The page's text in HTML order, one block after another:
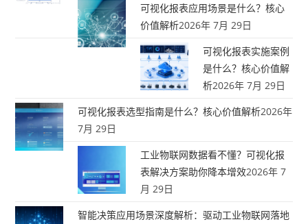
可视化报表应用场景是什么？核心
价值解析2026年 7月 29日
可视化报表实施案例
是什么？核心价值解
析2026年 7月 29日
可视化报表选型指南是什么？核心价值解析2026年
7月 29日
工业物联网数据看不懂？可视化报
表解决方案助你降本增效2026年 7
月 29日
智能决策应用场景深度解析：驱动工业物联网落地